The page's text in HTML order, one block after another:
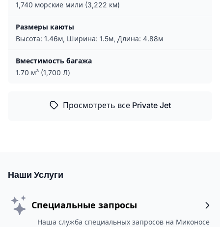
1,740 морские мили (3,222 км)
Размеры каюты
Высота: 1.46м, Ширина: 1.5м, Длина: 4.88м
Вместимость багажа
1.70 м³ (1,700 Л)
Просмотреть все Private Jet
Наши Услуги
Специальные запросы
Наша служба специальных запросов на Миконосе